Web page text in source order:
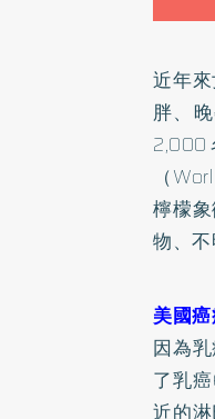
近年
胖、
（
檸檬
物、
美國
因為
了乳
近的